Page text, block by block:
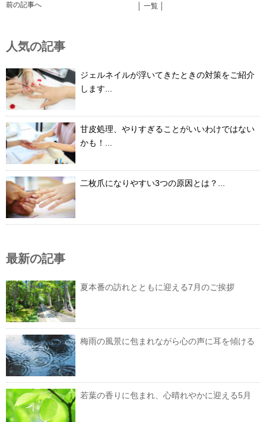
前の記事へ │ 一覧 │
人気の記事
ジェルネイルが浮いてきたときの対策をご紹介
します...
甘皮処理、やりすぎることがいいわけではない
かも！...
二枚爪になりやすい3つの原因とは？...
最新の記事
夏本番の訪れとともに迎える7月のご挨拶
梅雨の風景に包まれながら心の声に耳を傾ける
若葉の香りに包まれ、心晴れやかに迎える5月